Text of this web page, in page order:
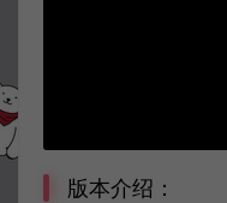
版本介绍：